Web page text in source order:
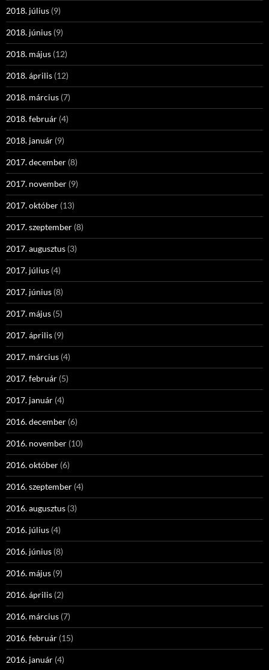
2018. július (9)
2018. június (9)
2018. május (12)
2018. április (12)
2018. március (7)
2018. február (4)
2018. január (9)
2017. december (8)
2017. november (9)
2017. október (13)
2017. szeptember (8)
2017. augusztus (3)
2017. július (4)
2017. június (8)
2017. május (5)
2017. április (9)
2017. március (4)
2017. február (5)
2017. január (4)
2016. december (6)
2016. november (10)
2016. október (6)
2016. szeptember (4)
2016. augusztus (3)
2016. július (4)
2016. június (8)
2016. május (9)
2016. április (2)
2016. március (7)
2016. február (15)
2016. január (4)